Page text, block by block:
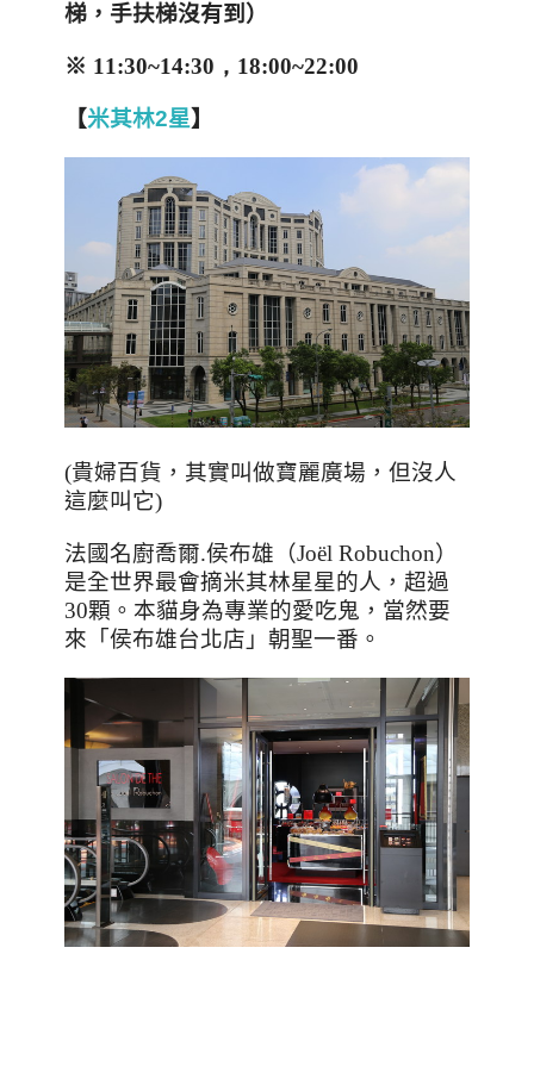
梯，手扶梯沒有到）
※ 11:30~14:30，18:00~22:00
【米其林2星】
(貴婦百貨，其實叫做寶麗廣場，但沒人
這麼叫它)
法國名廚喬爾.侯布雄（Joël Robuchon）
是全世界最會摘米其林星星的人，超過
30顆。本貓身為專業的愛吃鬼，當然要
來「侯布雄台北店」朝聖一番。